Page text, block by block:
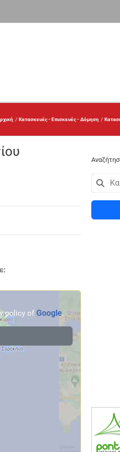
Κατασκευές - Επισκευές - Δόμηση
policy of Google.